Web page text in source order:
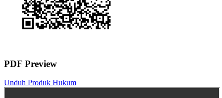
PDF Preview
Unduh Produk Hukum